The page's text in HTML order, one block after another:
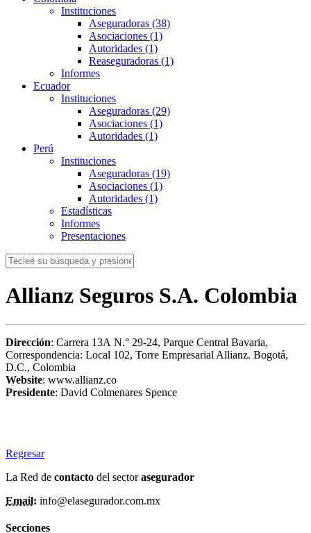
Instituciones
Aseguradoras (38)
Asociaciones (1)
Autoridades (1)
Reaseguradoras (1)
Informes
Ecuador
Instituciones
Aseguradoras (29)
Asociaciones (1)
Autoridades (1)
Perú
Instituciones
Aseguradoras (19)
Asociaciones (1)
Autoridades (1)
Estadísticas
Informes
Presentaciones
Allianz Seguros S.A. Colombia
Dirección: Carrera 13A N.° 29-24, Parque Central Bavaria,
Correspondencia: Local 102, Torre Empresarial Allianz. Bogotá,
D.C., Colombia
Website: www.allianz.co
Presidente: David Colmenares Spence
Regresar
La Red de contacto del sectorasegurador
Email: info@elasegurador.com.mx
Secciones